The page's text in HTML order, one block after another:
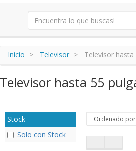
Inicio Televisor Televisor hasta
Televisor hasta 55
Stock
Solo con Stock